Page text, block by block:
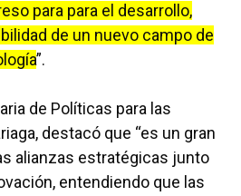
para para el desarrollo,
de un nuevo campo de
”.
de Políticas para las
destacó que “es un gran
alianzas estratégicas junto
entendiendo que las